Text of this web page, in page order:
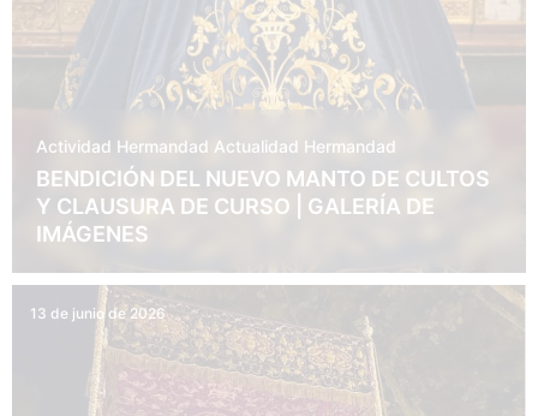
Actividad Hermandad Actualidad Hermandad
BENDICIÓN DEL NUEVO MANTO DE CULTOS
Y CLAUSURA DE CURSO | GALERÍA DE
IMÁGENES
13 de junio de 2026